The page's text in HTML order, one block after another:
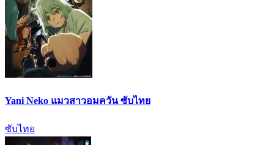
Yani Neko แมวสาวอมควัน ซับไทย
ซับไทย